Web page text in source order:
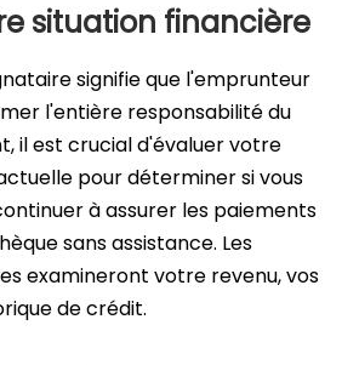
situation financière
signifie que l'emprunteur
l'entière responsabilité du
il est crucial d'évaluer votre
pour déterminer si vous
à assurer les paiements
sans assistance. Les
examineront votre revenu, vos
de crédit.